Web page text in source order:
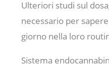
Ulteriori studi sul
necessario per
giorno nella loro
Sistema